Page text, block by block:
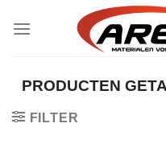
naar
PRODUCTEN
FILTER